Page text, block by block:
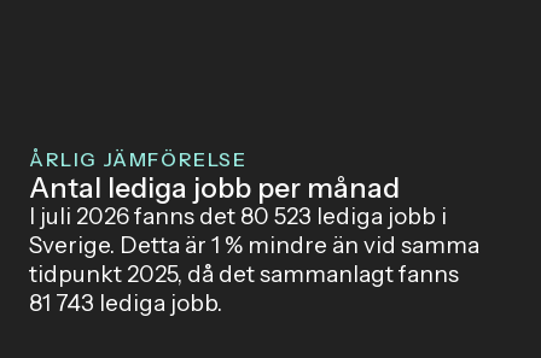
ÅRLIG JÄMFÖRELSE
Antal lediga jobb per månad
I juli 2026 fanns det 80 523 lediga jobb i
Sverige. Detta är 1 % mindre än vid samma
tidpunkt 2025, då det sammanlagt fanns
81 743 lediga jobb.